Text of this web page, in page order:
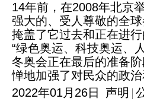
14年前，在2008年北京
强大的、受人尊敬的全
掩盖了它过去和正在进
“绿色奥运、科技奥运、
冬奥会正在最后的准备
惮地加强了对民众的政
2022年01月26日
声明